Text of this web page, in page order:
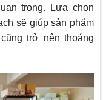
trọng. Lựa chọn
sẽ giúp sản phẩm
trở nên thoáng